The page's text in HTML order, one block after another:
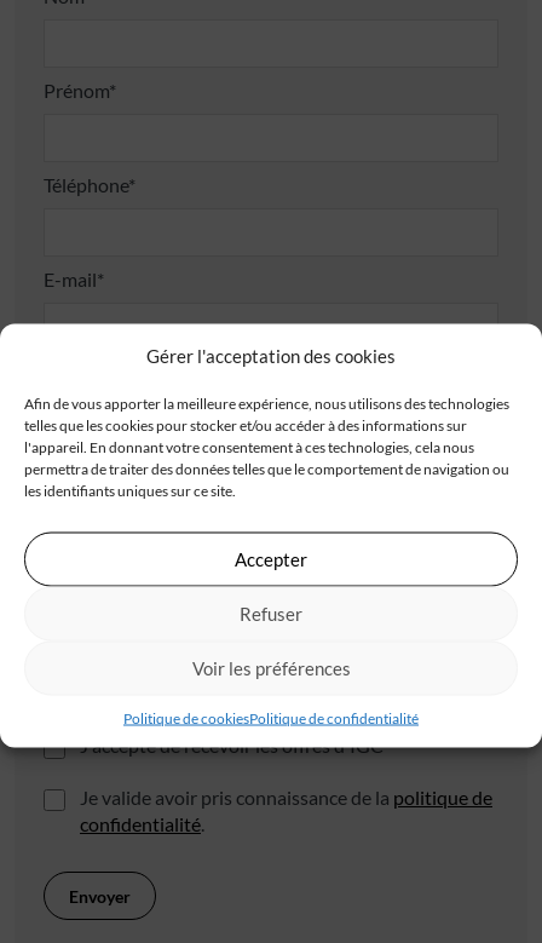
Gérer l'acceptation des cookies
Afin de vous apporter la meilleure expérience, nous utilisons des technologies
telles que les cookies pour stocker et/ou accéder à des informations sur
l'appareil. En donnant votre consentement à ces technologies, cela nous
permettra de traiter des données telles que le comportement de navigation ou
les identifiants uniques sur ce site.
Accepter
Refuser
Voir les préférences
Politique de cookiesPolitique de confidentialité
Prénom*
Téléphone*
E-mail*
J'accepte de recevoir les offres d'IGC
Je valide avoir pris connaissance de la politique de
confidentialité.